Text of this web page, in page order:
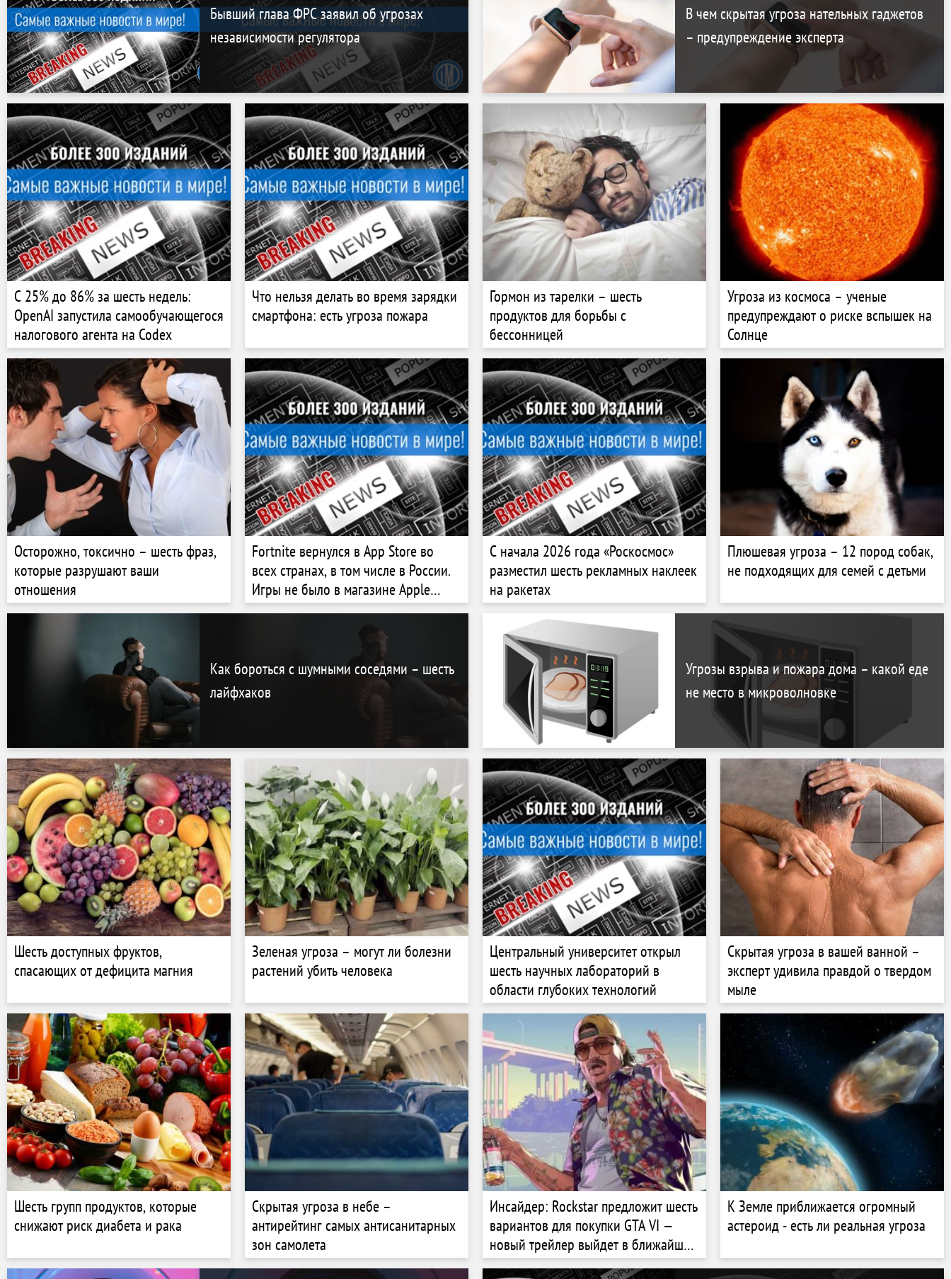
Бывший глава ФРС заявил об угрозах
независимости регулятора
В чем скрытая угроза нательных гаджетов
– предупреждение эксперта
С 25% до 86% за шесть недель:
OpenAI запустила самообучающегося
налогового агента на Codex
Что нельзя делать во время зарядки
смартфона: есть угроза пожара
Гормон из тарелки – шесть
продуктов для борьбы с
бессонницей
Угроза из космоса – ученые
предупреждают о риске вспышек на
Солнце
Осторожно, токсично – шесть фраз,
которые разрушают ваши
отношения
Fortnite вернулся в App Store во
всех странах, в том числе в России.
Игры не было в магазине Apple
шесть лет
С начала 2026 года «Роскосмос»
разместил шесть рекламных наклеек
на ракетах
Плюшевая угроза – 12 пород собак,
не подходящих для семей с детьми
Как бороться с шумными соседями – шесть
лайфхаков
Угрозы взрыва и пожара дома – какой еде
не место в микроволновке
Шесть доступных фруктов,
спасающих от дефицита магния
Зеленая угроза – могут ли болезни
растений убить человека
Центральный университет открыл
шесть научных лабораторий в
области глубоких технологий
Скрытая угроза в вашей ванной –
эксперт удивила правдой о твердом
мыле
Шесть групп продуктов, которые
снижают риск диабета и рака
Скрытая угроза в небе –
антирейтинг самых антисанитарных
зон самолета
Инсайдер: Rockstar предложит шесть
вариантов для покупки GTA VI —
новый трейлер выйдет в ближайшие
дни
К Земле приближается огромный
астероид - есть ли реальная угроза